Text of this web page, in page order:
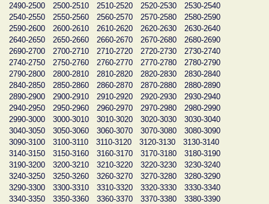
2490-2500
2500-2510 2510-2520 2520-2530
2530-2540
2540-2550
2550-2560 2560-2570 2570-2580
2580-2590
2590-2600
2600-2610 2610-2620 2620-2630
2630-2640
2640-2650
2650-2660 2660-2670 2670-2680
2680-2690
2690-2700
2700-2710 2710-2720 2720-2730
2730-2740
2740-2750
2750-2760 2760-2770 2770-2780
2780-2790
2790-2800
2800-2810 2810-2820 2820-2830
2830-2840
2840-2850
2850-2860 2860-2870 2870-2880
2880-2890
2890-2900
2900-2910 2910-2920 2920-2930
2930-2940
2940-2950
2950-2960 2960-2970 2970-2980
2980-2990
2990-3000
3000-3010 3010-3020 3020-3030
3030-3040
3040-3050
3050-3060 3060-3070 3070-3080
3080-3090
3090-3100
3100-3110 3110-3120 3120-3130
3130-3140
3140-3150
3150-3160 3160-3170 3170-3180
3180-3190
3190-3200
3200-3210 3210-3220 3220-3230
3230-3240
3240-3250
3250-3260 3260-3270 3270-3280
3280-3290
3290-3300
3300-3310 3310-3320 3320-3330
3330-3340
3340-3350
3350-3360 3360-3370 3370-3380
3380-3390